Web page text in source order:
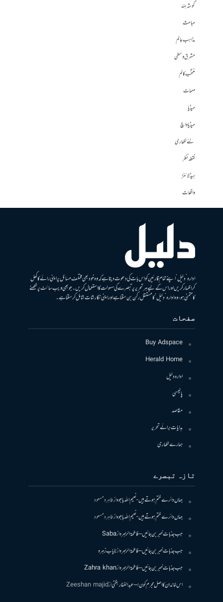
گوشہ ہند
مباحث
مذاہب عالم
مشرق وسطی
منتخب کالم
مہمات
میڈیا
میڈیا واچ
نئے لکھاری
نقطہ نظر
ہیڈلائنز
واقعات
ادارہ ’دلیل‘ اپنے تمام قارئین کو اس بات کی دعوت دیتا ہے کہ وہ خود بھی مختلف مسائل پر اپنی رائے کا کھل
کر اظہار کریں اور اس کے لیے ہر تحریر پر تبصرے کی سہولت کا استعمال کریں۔ جو بھی ویب سائٹ پر لکھنے
کا متمنی ہو، وہ ادارہ ’دلیل‘ کا مستقل رکن بن سکتا ہے اور اپنی نگارشات شامل کرسکتا ہے۔
صفحات
Buy Adspace
Herald Home
ادارہ دلیل
پالیسی
مقاصد
ہدایات برائے تحریر
ہمارے لکھاری
تازہ تبصرے
جہاں دائرے ختم ہوتے ہیں- نعیم اللہ باجوہازطاہرہ مسعود
جہاں دائرے ختم ہوتے ہیں- نعیم اللہ باجوہازطاہرہ مسعود
جب جذبات خبر بن جائیں – فاطمۃالزہرہازSaba
جب جذبات خبر بن جائیں – فاطمۃالزہرہازنایاب زہرہ
جب جذبات خبر بن جائیں – فاطمۃالزہرہازZahra khan
اس خاندان کا اصل مجرم کون! – عبدالغفار بگٹیازZeeshan majid